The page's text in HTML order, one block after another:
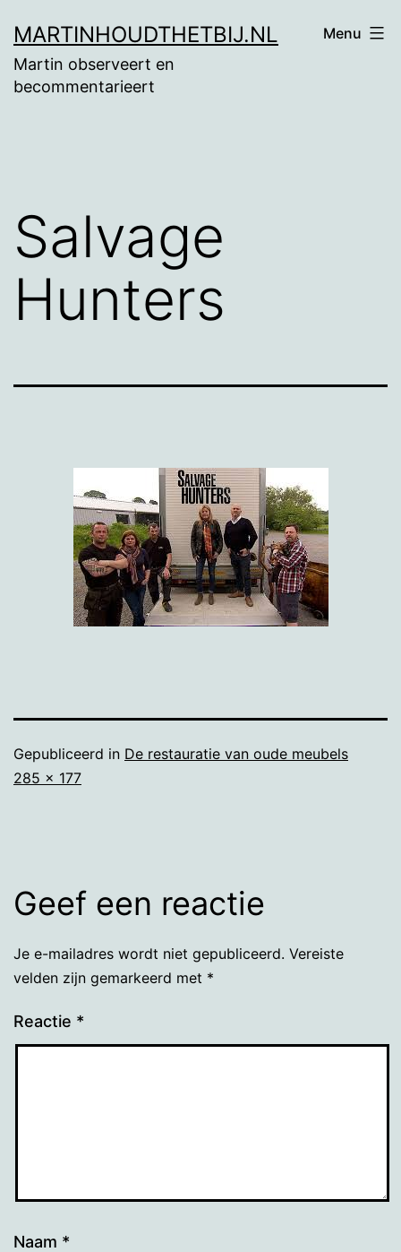
naar
de
MARTINHOUDTHETBIJ.NL
Martin observeert en
becommentarieert
Menu
Salvage
Hunters
Gepubliceerd in De restauratie van oude meubels
Volledige
285 × 177
Geef een reactie
Je e-mailadres wordt niet gepubliceerd. Vereiste
velden zijn gemarkeerd met *
Reactie *
Naam *